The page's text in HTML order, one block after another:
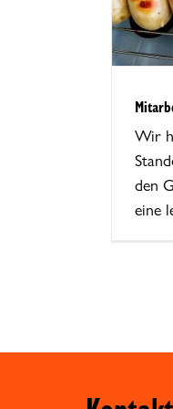
Wir
den
eine